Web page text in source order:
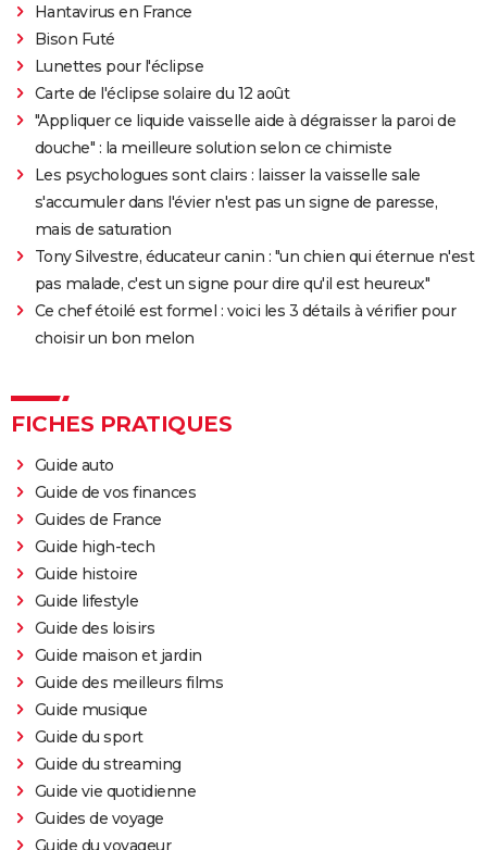
Hantavirus en France
Bison Futé
Lunettes pour l'éclipse
Carte de l'éclipse solaire du 12 août
"Appliquer ce liquide vaisselle aide à dégraisser la paroi de
douche" : la meilleure solution selon ce chimiste
Les psychologues sont clairs : laisser la vaisselle sale
s'accumuler dans l'évier n'est pas un signe de paresse,
mais de saturation
Tony Silvestre, éducateur canin : "un chien qui éternue n'est
pas malade, c'est un signe pour dire qu'il est heureux"
Ce chef étoilé est formel : voici les 3 détails à vérifier pour
choisir un bon melon
FICHES PRATIQUES
Guide auto
Guide de vos finances
Guides de France
Guide high-tech
Guide histoire
Guide lifestyle
Guide des loisirs
Guide maison et jardin
Guide des meilleurs films
Guide musique
Guide du sport
Guide du streaming
Guide vie quotidienne
Guides de voyage
Guide du voyageur